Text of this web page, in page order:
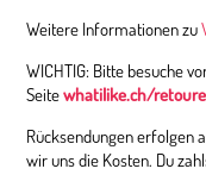
Weitere Informationen zu
WICHTIG: Bitte besuche
Seitewhatilike.ch/
Rücksendungen erfolgen
wir uns die Kosten. Du